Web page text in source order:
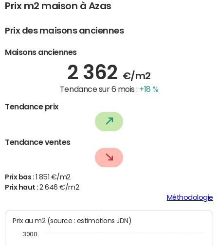
Prix m2 maison à Azas
Prix des maisons anciennes
Maisons anciennes
2 362 €/m2
Tendance sur 6 mois : +18 %
Tendance prix
Tendance ventes
Prix bas :
1 851 €/m2
Prix haut :2 646 €/m2
Méthodologie
Prix au m2 (source : estimations JDN)
3000